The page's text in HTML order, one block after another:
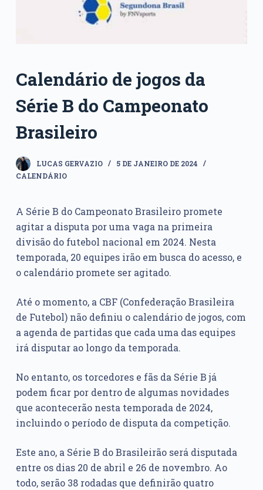
Calendário de jogos da
Série B do Campeonato
Brasileiro
LUCAS GERVAZIO
5 DE JANEIRO DE 2024
CALENDÁRIO
A Série B do Campeonato Brasileiro promete
agitar a disputa por uma vaga na primeira
divisão do futebol nacional em 2024. Nesta
temporada, 20 equipes irão em busca do acesso, e
o calendário promete ser agitado.
Até o momento, a CBF (Confederação Brasileira
de Futebol) não definiu o calendário de jogos, com
a agenda de partidas que cada uma das equipes
irá disputar ao longo da temporada.
No entanto, os torcedores e fãs da Série B já
podem ficar por dentro de algumas novidades
que acontecerão nesta temporada de 2024,
incluindo o período de disputa da competição.
Este ano, a Série B do Brasileirão será disputada
entre os dias 20 de abril e 26 de novembro. Ao
todo, serão 38 rodadas que definirão quatro